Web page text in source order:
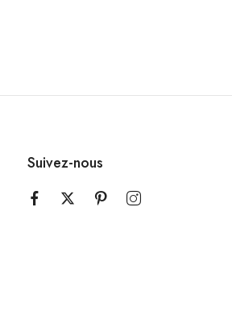
Suivez-nous